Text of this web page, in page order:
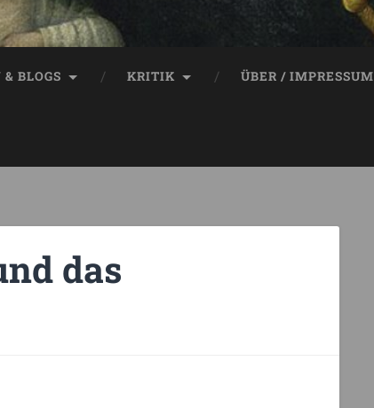
BLOGS KRITIK ÜBER / IMPRESSUM
das